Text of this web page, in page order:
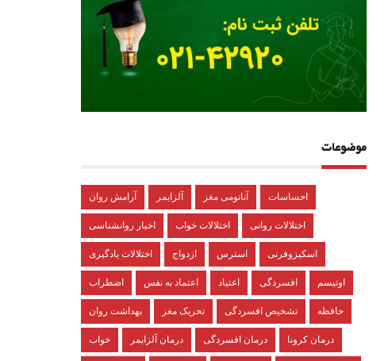
موضوعات
آرامش روان آلزایمر آناتومی مغز احساسات
اخبار روانشناسی اختلالات خواب اختلالات روانی
اختلالات یادگیری ازدواج استرس اسکیزوفرنی
اضطراب اعتماد به نفس اعتیاد افسردگی اوتیسم
بهداشت روان تحریک مغز تشخیص افسردگی حافظه
خواب درمان آلزایمر درمان افسردگی درمان کرونا